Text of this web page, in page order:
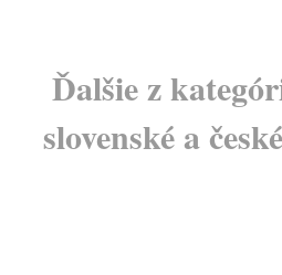
Ďalšie z
slovenské a